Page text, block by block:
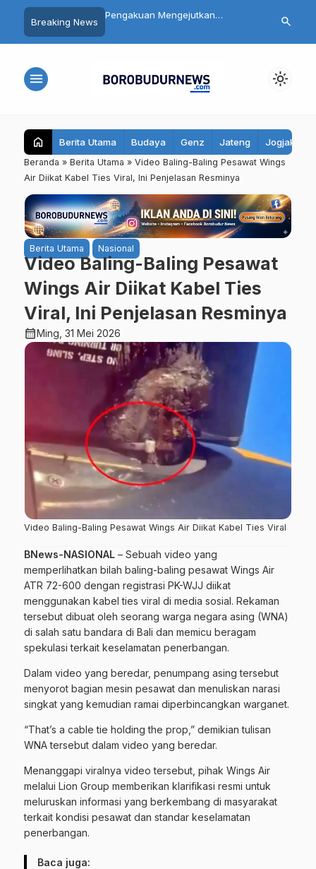
Breaking News
Magelang Masuk
Usai Santap MBG,
Pengakuan Mengejutkan
Mengaku Murka Usai Digerayangi
Daftar 8
Yurizal,
search
menu light_mode
home Berita Utama Budaya Genz Jateng Jogjakarta
Beranda » Berita Utama » Video Baling-Baling Pesawat Wings
Air Diikat Kabel Ties Viral, Ini Penjelasan Resminya
Berita Utama Nasional
Video Baling-Baling Pesawat
Wings Air Diikat Kabel Ties
Viral, Ini Penjelasan Resminya
calendar_monthMing, 31 Mei 2026
Video Baling-Baling Pesawat Wings Air Diikat Kabel Ties Viral
BNews-NASIONAL – Sebuah video yang
memperlihatkan bilah baling-baling pesawat Wings Air
ATR 72-600 dengan registrasi PK-WJJ diikat
menggunakan kabel ties viral di media sosial. Rekaman
tersebut dibuat oleh seorang warga negara asing (WNA)
di salah satu bandara di Bali dan memicu beragam
spekulasi terkait keselamatan penerbangan.
Dalam video yang beredar, penumpang asing tersebut
menyorot bagian mesin pesawat dan menuliskan narasi
singkat yang kemudian ramai diperbincangkan warganet.
“That’s a cable tie holding the prop,” demikian tulisan
WNA tersebut dalam video yang beredar.
Menanggapi viralnya video tersebut, pihak Wings Air
melalui Lion Group memberikan klarifikasi resmi untuk
meluruskan informasi yang berkembang di masyarakat
terkait kondisi pesawat dan standar keselamatan
penerbangan.
Baca juga: